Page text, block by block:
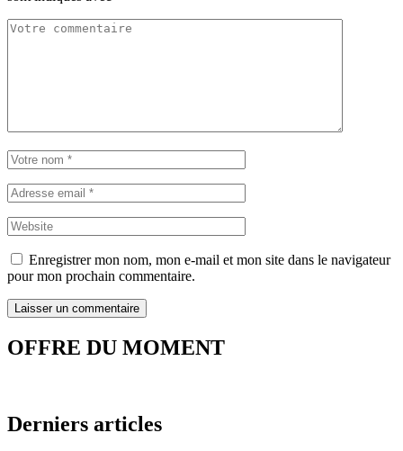
Enregistrer mon nom, mon e-mail et mon site dans le navigateur
pour mon prochain commentaire.
OFFRE DU MOMENT
Derniers articles